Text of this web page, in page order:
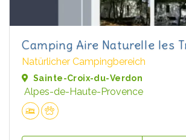
Camping Aire Naturelle les
Natürlicher Campingbereich
Sainte-Croix-du-Verdon
Alpes-de-Haute-Provence